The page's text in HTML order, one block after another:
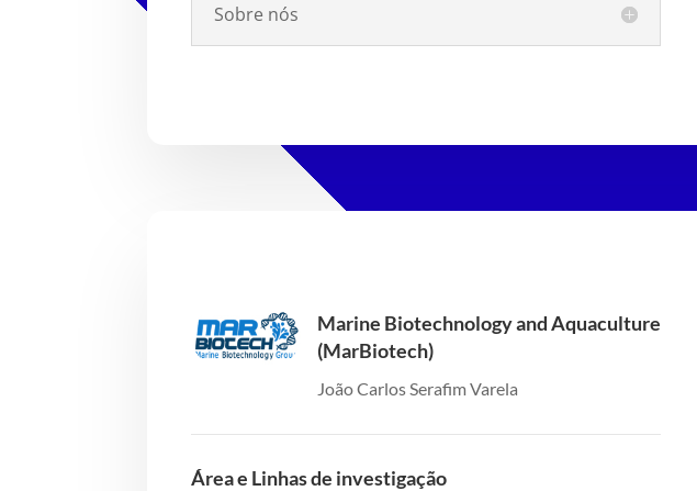
Sobre nós
Marine Biotechnology and Aquaculture
(MarBiotech)
João Carlos Serafim Varela
Área e Linhas de investigação